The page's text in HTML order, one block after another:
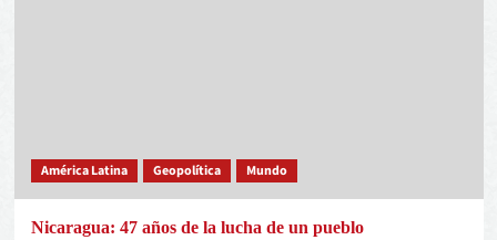
América Latina Geopolítica Mundo
Nicaragua: 47 años de la lucha de un pueblo